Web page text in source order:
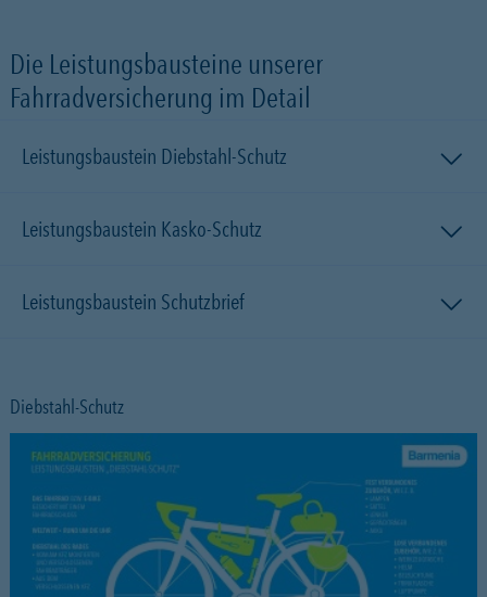
Die Leistungsbausteine unserer
Fahrradversicherung im Detail
Leistungsbaustein Diebstahl-Schutz
Leistungsbaustein Kasko-Schutz
Leistungsbaustein Schutzbrief
Diebstahl-Schutz